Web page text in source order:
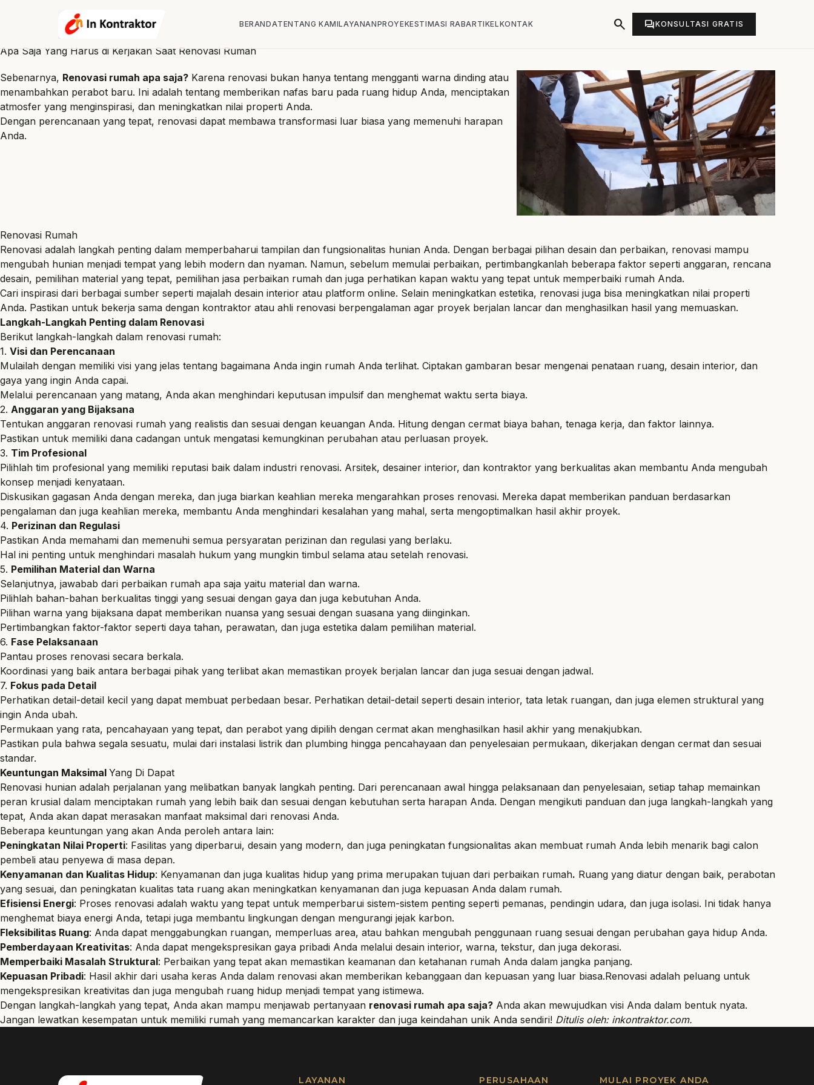
BERANDATENTANG KAMILAYANANPROYEKESTIMASI RABARTIKELKONTAK search forumKONSULTASI GRATIS
Apa Saja Yang Harus di Kerjakan Saat Renovasi Rumah
Sebenarnya, Renovasi rumah apa saja? Karena renovasi bukan hanya tentang mengganti warna dinding atau
menambahkan perabot baru. Ini adalah tentang memberikan nafas baru pada ruang hidup Anda, menciptakan
atmosfer yang menginspirasi, dan meningkatkan nilai properti Anda.
Dengan perencanaan yang tepat, renovasi dapat membawa transformasi luar biasa yang memenuhi harapan
Anda.
Renovasi Rumah
Renovasi adalah langkah penting dalam memperbaharui tampilan dan fungsionalitas hunian Anda. Dengan berbagai pilihan desain dan perbaikan, renovasi mampu
mengubah hunian menjadi tempat yang lebih modern dan nyaman. Namun, sebelum memulai perbaikan, pertimbangkanlah beberapa faktor seperti anggaran, rencana
desain, pemilihan material yang tepat, pemilihan jasa perbaikan rumah dan juga perhatikan kapan waktu yang tepat untuk memperbaiki rumah Anda.
Cari inspirasi dari berbagai sumber seperti majalah desain interior atau platform online. Selain meningkatkan estetika, renovasi juga bisa meningkatkan nilai properti
Anda. Pastikan untuk bekerja sama dengan kontraktor atau ahli renovasi berpengalaman agar proyek berjalan lancar dan menghasilkan hasil yang memuaskan.
Langkah-Langkah Penting dalam Renovasi
Berikut langkah-langkah dalam renovasi rumah:
1. Visi dan Perencanaan
Mulailah dengan memiliki visi yang jelas tentang bagaimana Anda ingin rumah Anda terlihat. Ciptakan gambaran besar mengenai penataan ruang, desain interior, dan
gaya yang ingin Anda capai.
Melalui perencanaan yang matang, Anda akan menghindari keputusan impulsif dan menghemat waktu serta biaya.
2. Anggaran yang Bijaksana
Tentukan anggaran renovasi rumah yang realistis dan sesuai dengan keuangan Anda. Hitung dengan cermat biaya bahan, tenaga kerja, dan faktor lainnya.
Pastikan untuk memiliki dana cadangan untuk mengatasi kemungkinan perubahan atau perluasan proyek.
3. Tim Profesional
Pilihlah tim profesional yang memiliki reputasi baik dalam industri renovasi. Arsitek, desainer interior, dan kontraktor yang berkualitas akan membantu Anda mengubah
konsep menjadi kenyataan.
Diskusikan gagasan Anda dengan mereka, dan juga biarkan keahlian mereka mengarahkan proses renovasi. Mereka dapat memberikan panduan berdasarkan
pengalaman dan juga keahlian mereka, membantu Anda menghindari kesalahan yang mahal, serta mengoptimalkan hasil akhir proyek.
4. Perizinan dan Regulasi
Pastikan Anda memahami dan memenuhi semua persyaratan perizinan dan regulasi yang berlaku.
Hal ini penting untuk menghindari masalah hukum yang mungkin timbul selama atau setelah renovasi.
5. Pemilihan Material dan Warna
Selanjutnya, jawabab dari perbaikan rumah apa saja yaitu material dan warna.
Pilihlah bahan-bahan berkualitas tinggi yang sesuai dengan gaya dan juga kebutuhan Anda.
Pilihan warna yang bijaksana dapat memberikan nuansa yang sesuai dengan suasana yang diinginkan.
Pertimbangkan faktor-faktor seperti daya tahan, perawatan, dan juga estetika dalam pemilihan material.
6. Fase Pelaksanaan
Pantau proses renovasi secara berkala.
Koordinasi yang baik antara berbagai pihak yang terlibat akan memastikan proyek berjalan lancar dan juga sesuai dengan jadwal.
7. Fokus pada Detail
Perhatikan detail-detail kecil yang dapat membuat perbedaan besar. Perhatikan detail-detail seperti desain interior, tata letak ruangan, dan juga elemen struktural yang
ingin Anda ubah.
Permukaan yang rata, pencahayaan yang tepat, dan perabot yang dipilih dengan cermat akan menghasilkan hasil akhir yang menakjubkan.
Pastikan pula bahwa segala sesuatu, mulai dari instalasi listrik dan plumbing hingga pencahayaan dan penyelesaian permukaan, dikerjakan dengan cermat dan sesuai
standar.
Keuntungan Maksimal Yang Di Dapat
Renovasi hunian adalah perjalanan yang melibatkan banyak langkah penting. Dari perencanaan awal hingga pelaksanaan dan penyelesaian, setiap tahap memainkan
peran krusial dalam menciptakan rumah yang lebih baik dan sesuai dengan kebutuhan serta harapan Anda. Dengan mengikuti panduan dan juga langkah-langkah yang
tepat, Anda akan dapat merasakan manfaat maksimal dari renovasi Anda.
Beberapa keuntungan yang akan Anda peroleh antara lain:
Peningkatan Nilai Properti: Fasilitas yang diperbarui, desain yang modern, dan juga peningkatan fungsionalitas akan membuat rumah Anda lebih menarik bagi calon
pembeli atau penyewa di masa depan.
Kenyamanan dan Kualitas Hidup: Kenyamanan dan juga kualitas hidup yang prima merupakan tujuan dari perbaikan rumah. Ruang yang diatur dengan baik, perabotan
yang sesuai, dan peningkatan kualitas tata ruang akan meningkatkan kenyamanan dan juga kepuasan Anda dalam rumah.
Efisiensi Energi: Proses renovasi adalah waktu yang tepat untuk memperbarui sistem-sistem penting seperti pemanas, pendingin udara, dan juga isolasi. Ini tidak hanya
menghemat biaya energi Anda, tetapi juga membantu lingkungan dengan mengurangi jejak karbon.
Fleksibilitas Ruang: Anda dapat menggabungkan ruangan, memperluas area, atau bahkan mengubah penggunaan ruang sesuai dengan perubahan gaya hidup Anda.
Pemberdayaan Kreativitas: Anda dapat mengekspresikan gaya pribadi Anda melalui desain interior, warna, tekstur, dan juga dekorasi.
Memperbaiki Masalah Struktural: Perbaikan yang tepat akan memastikan keamanan dan ketahanan rumah Anda dalam jangka panjang.
Kepuasan Pribadi: Hasil akhir dari usaha keras Anda dalam renovasi akan memberikan kebanggaan dan kepuasan yang luar biasa.Renovasi adalah peluang untuk
mengekspresikan kreativitas dan juga mengubah ruang hidup menjadi tempat yang istimewa.
Dengan langkah-langkah yang tepat, Anda akan mampu menjawab pertanyaan renovasi rumah apa saja? Anda akan mewujudkan visi Anda dalam bentuk nyata.
Jangan lewatkan kesempatan untuk memiliki rumah yang memancarkan karakter dan juga keindahan unik Anda sendiri! Ditulis oleh: inkontraktor.com.
LAYANAN PERUSAHAAN MULAI PROYEK ANDA